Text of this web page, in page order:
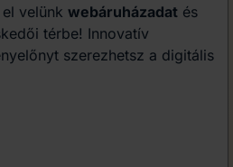
velünk webáruházadat és
térbe! Innovatív
szerezhetsz a digitális